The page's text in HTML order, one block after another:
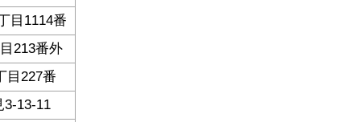
目1114番
213番外
目227番
3-13-11